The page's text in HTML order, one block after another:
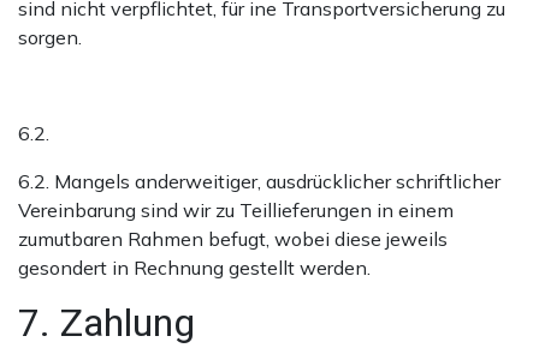
sind nicht verpflichtet, für ine Transportversicherung zu
sorgen.
6.2.
6.2. Mangels anderweitiger, ausdrücklicher schriftlicher
Vereinbarung sind wir zu Teillieferungen in einem
zumutbaren Rahmen befugt, wobei diese jeweils
gesondert in Rechnung gestellt werden.
7. Zahlung